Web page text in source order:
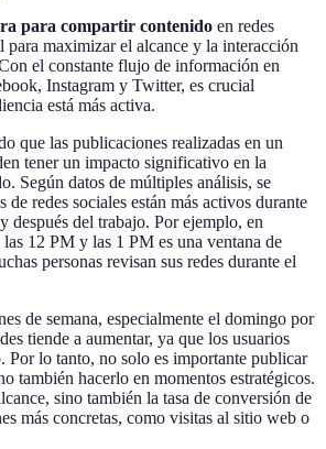
para compartir contenido en redes
para maximizar el alcance y la interacción
el constante flujo de información en
Instagram y Twitter, es crucial
está más activa.
que las publicaciones realizadas en un
tener un impacto significativo en la
Según datos de múltiples análisis, se
de redes sociales están más activos durante
después del trabajo. Por ejemplo, en
12 PM y las 1 PM es una ventana de
personas revisan sus redes durante el
de semana, especialmente el domingo por
tiende a aumentar, ya que los usuarios
Por lo tanto, no solo es importante publicar
también hacerlo en momentos estratégicos.
sino también la tasa de conversión de
más concretas, como visitas al sitio web o